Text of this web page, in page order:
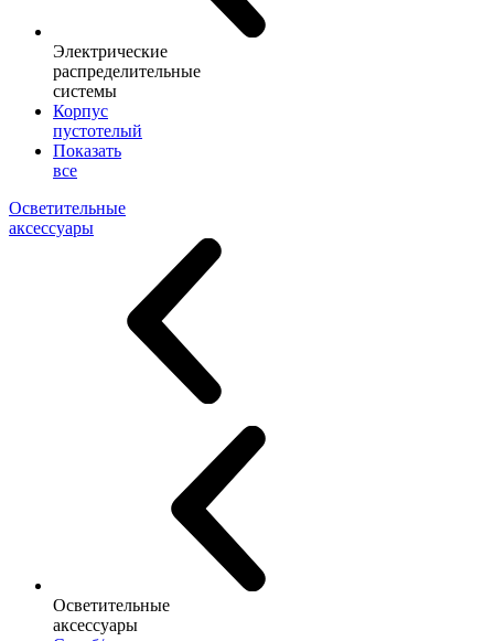
Электрические
распределительные
системы
Корпус
пустотелый
Показать
все
Осветительные
аксессуары
Осветительные
аксессуары